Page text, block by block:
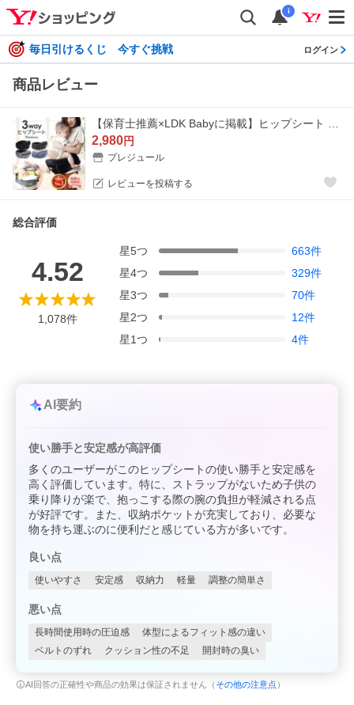
i
毎日引けるくじ 今すぐ挑戦 ログイン
商品レビュー
2,980円
プレジュール
レビューを投稿する
総合評価
4.52
1,078件
星5つ 663件
星4つ 329件
星3つ 70件
星2つ 12件
星1つ 4件
AI要約
使い勝手と安定感が高評価
多くのユーザーがこのヒップシートの使い勝手と安定感を
高く評価しています。特に、ストラップがないため子供の
乗り降りが楽で、抱っこする際の腕の負担が軽減される点
が好評です。また、収納ポケットが充実しており、必要な
物を持ち運ぶのに便利だと感じている方が多いです。
良い点
使いやすさ 安定感 収納力 軽量 調整の簡単さ
悪い点
長時間使用時の圧迫感
体型によるフィット感の違い
ベルトのずれ
クッション性の不足 開封時の臭い
AI回答の正確性や商品の効果は保証されません（ その他の注意点 ）